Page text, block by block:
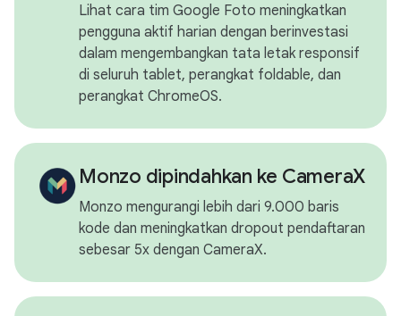
Lihat cara tim Google Foto meningkatkan
pengguna aktif harian dengan berinvestasi
dalam mengembangkan tata letak responsif
di seluruh tablet, perangkat foldable, dan
perangkat ChromeOS.
Monzo dipindahkan ke CameraX
Monzo mengurangi lebih dari 9.000 baris
kode dan meningkatkan dropout pendaftaran
sebesar 5x dengan CameraX.